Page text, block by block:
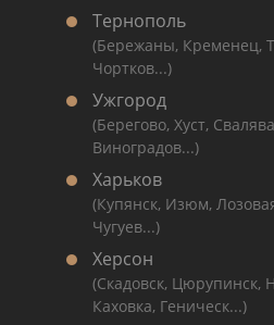
Тернополь
(Бережаны, Кременец,
Чортков...)
Ужгород
(Берегово, Хуст,
Виноградов...)
Харьков
(Купянск, Изюм,
Чугуев...)
Херсон
(Скадовск, Цюрупинск,
Каховка, Геническ...)